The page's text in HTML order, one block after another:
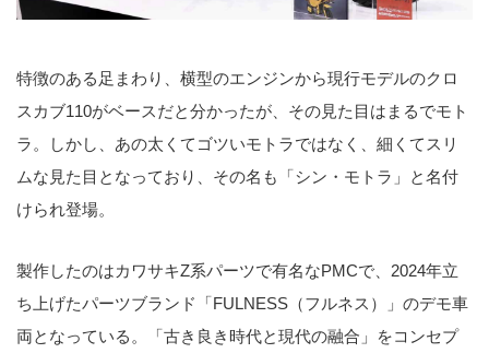
特徴のある足まわり、横型のエンジンから現行モデルのクロ
スカブ110がベースだと分かったが、その見た目はまるでモト
ラ。しかし、あの太くてゴツいモトラではなく、細くてスリ
ムな見た目となっており、その名も「シン・モトラ」と名付
けられ登場。
製作したのはカワサキZ系パーツで有名なPMCで、2024年立
ち上げたパーツブランド「FULNESS（フルネス）」のデモ車
両となっている。「古き良き時代と現代の融合」をコンセプ